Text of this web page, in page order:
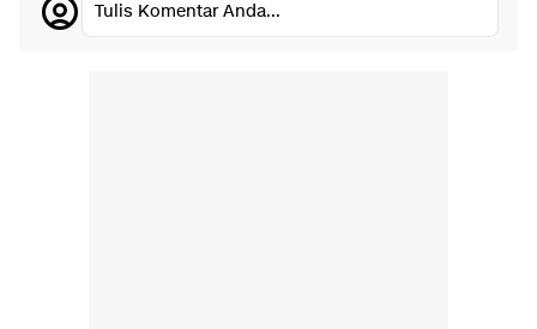
Tulis Komentar Anda...